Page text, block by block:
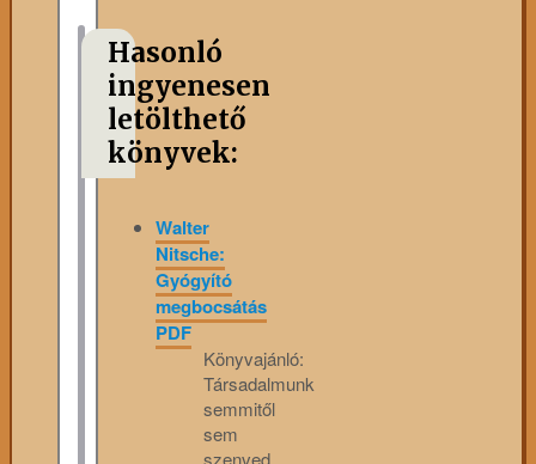
Hasonló
ingyenesen
letölthető
könyvek:
Walter
Nitsche:
Gyógyító
megbocsátás
PDF
Könyvajánló:
Társadalmunk
semmitől
sem
szenved